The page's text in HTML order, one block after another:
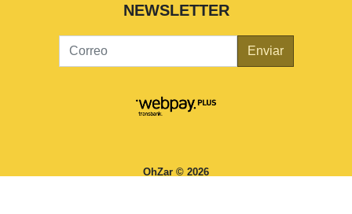
NEWSLETTER
Enviar
OhZar © 2026